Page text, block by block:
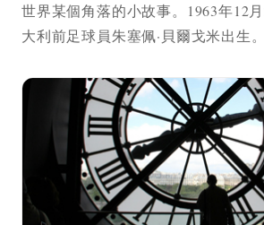
世界某個角落的小故事。1963年12
大利前足球員朱塞佩·貝爾戈米出生